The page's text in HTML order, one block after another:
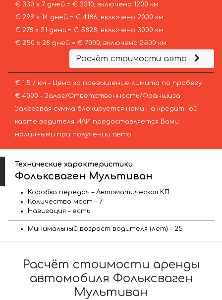
€ 330 х 7 дней = € 2310, включено 1200 км
€ 299 х 14 дней = € 4186, включено 2000 км
€ 278 х 21 день = € 5828, включено 3000 км
€ 250 х 28 дней = € 7000, включено 3500 км
Расчёт стоимости авто
€ 1.5 / км – Цена за превышение лимита по пробегу
€ 4000 – Залог/Ответственность/Франшиза.
Залоговая сумма блокируется нами на кредитной
карте водителя ИЛИ предоставляется Вами
наличными при получении авто.
Технические характеристики
Фольксваген Мультиван
Коробка передач – Автоматическая КП
Количество мест – 7
Навигация – есть
Минимальный возраст водителя (лет) – 25
Расчёт стоимости аренды
автомобиля Фольксваген
Мультиван